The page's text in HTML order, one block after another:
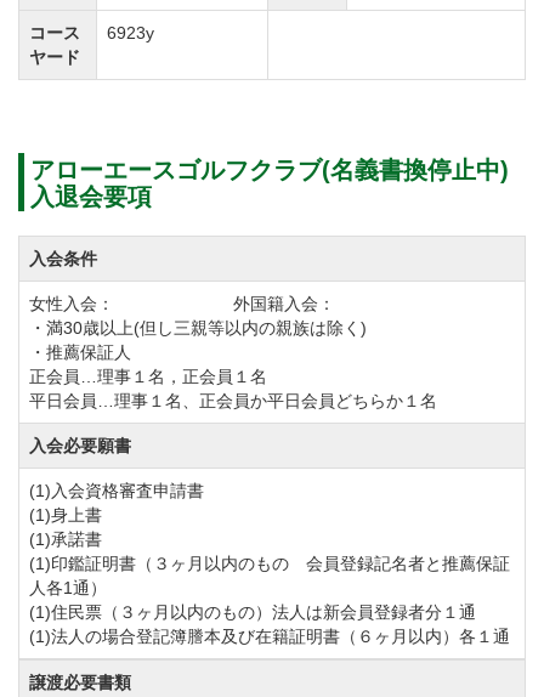
コース
ヤード
6923y
アローエースゴルフクラブ(名義書換停止中)
入退会要項
入会条件
女性入会： 外国籍入会：
・満30歳以上(但し三親等以内の親族は除く)
・推薦保証人
正会員…理事１名，正会員１名
平日会員…理事１名、正会員か平日会員どちらか１名
入会必要願書
(1)入会資格審査申請書
(1)身上書
(1)承諾書
(1)印鑑証明書（３ヶ月以内のもの 会員登録記名者と推薦保証
人各1通）
(1)住民票（３ヶ月以内のもの）法人は新会員登録者分１通
(1)法人の場合登記簿謄本及び在籍証明書（６ヶ月以内）各１通
譲渡必要書類